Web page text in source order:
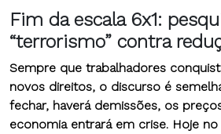
Fim da escala 6x1:
“terrorismo” contra
Sempre que trabalhadores
novos direitos, o discurso é
fechar, haverá demissões, os
economia entrará em crise. Hoje